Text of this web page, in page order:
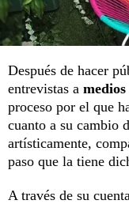
Después de hacer
entrevistas a
proceso por el que
cuanto a su cambio
artísticamente,
paso que la tiene
A través de su